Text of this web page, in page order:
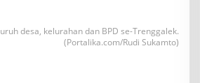
desa, kelurahan dan BPD se-Trenggalek.
(Portalika.com/Rudi Sukamto)